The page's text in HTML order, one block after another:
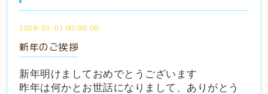
2026-01-01 00:00:00
新年のご挨拶
新年明けましておめでとうございます
昨年は何かとお世話になりまして、ありがとう